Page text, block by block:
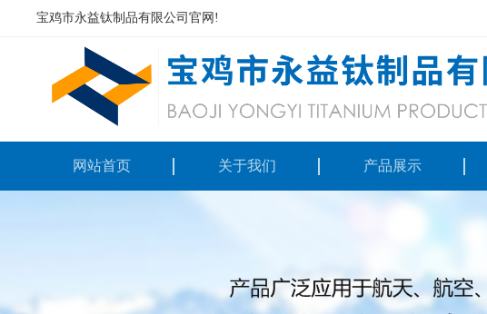
宝鸡市永益钛制品有限公司官网!
网站首页 关于我们 产品展示
钨钼难熔金属